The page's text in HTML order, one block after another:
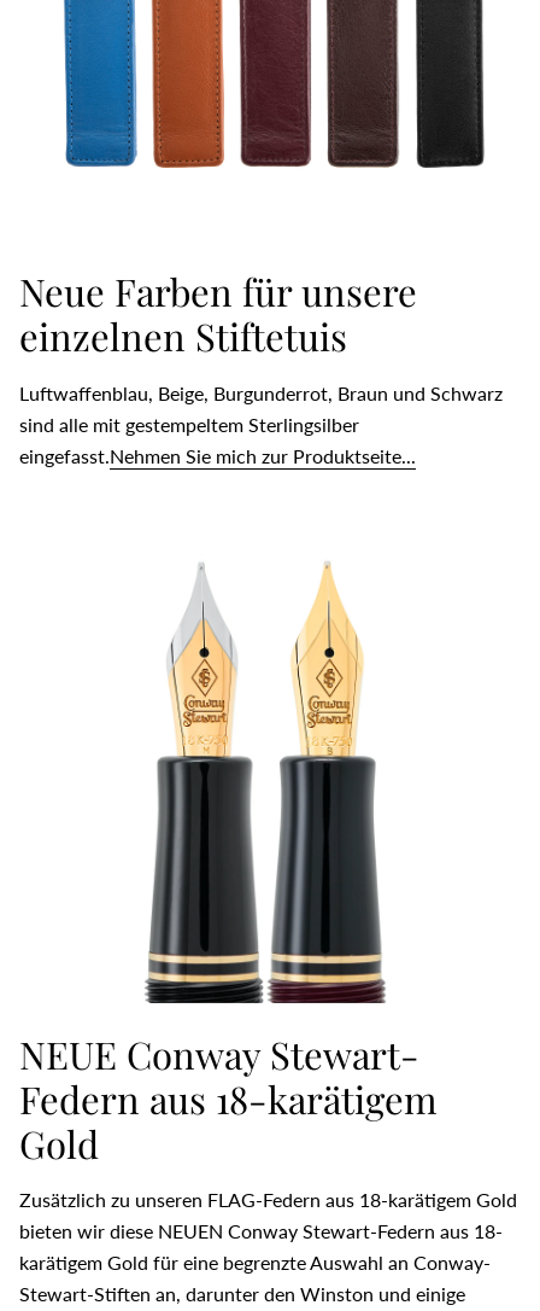
Neue Farben für unsere
einzelnen Stiftetuis
Luftwaffenblau, Beige, Burgunderrot, Braun und Schwarz
sind alle mit gestempeltem Sterlingsilber
eingefasst. Nehmen Sie mich zur Produktseite...
NEUE Conway Stewart-
Federn aus 18-karätigem
Gold
Zusätzlich zu unseren FLAG-Federn aus 18-karätigem Gold
bieten wir diese NEUEN Conway Stewart-Federn aus 18-
karätigem Gold für eine begrenzte Auswahl an Conway-
Stewart-Stiften an, darunter den Winston und einige